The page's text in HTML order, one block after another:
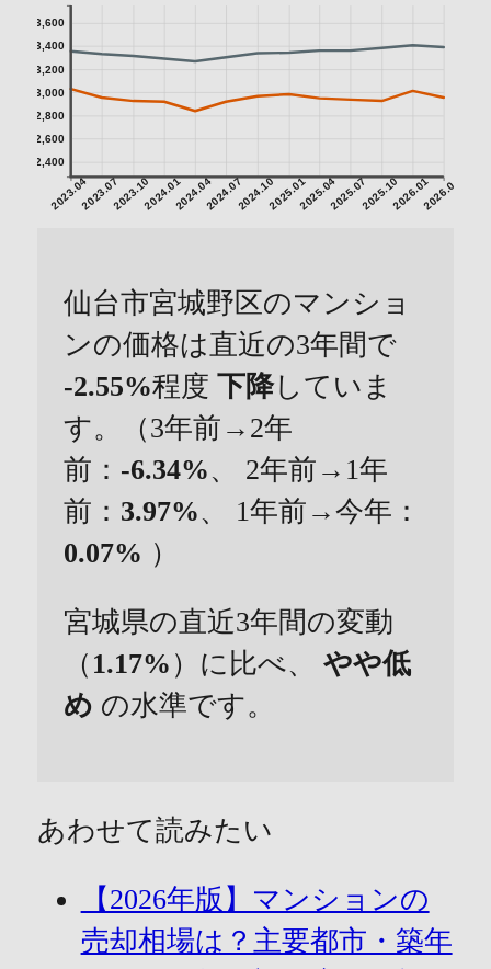
2023.042023.072023.102024.012024.042024.072024.102025.012025.042025.072025.102026.012026.04
2,400
2,600
2,800
3,000
3,200
3,400
3,600
仙台市宮城野区のマンショ
ンの価格は直近の3年間で
-2.55%程度 下降していま
す。（3年前→2年
前： -6.34%、 2年前→1年
前： 3.97%、 1年前→今年：
0.07% ）
宮城県の直近3年間の変動
（ 1.17% ）に比べ、
やや低
め の水準です。
あわせて読みたい
【2026年版】マンションの
売却相場は？主要都市・築年